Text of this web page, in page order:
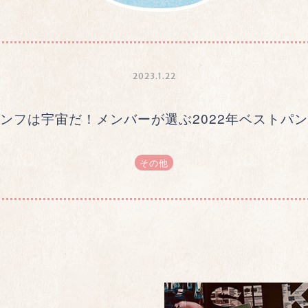
2023.1.22
フは宇宙だ！メンバーが選ぶ2022年ベストパ
その他